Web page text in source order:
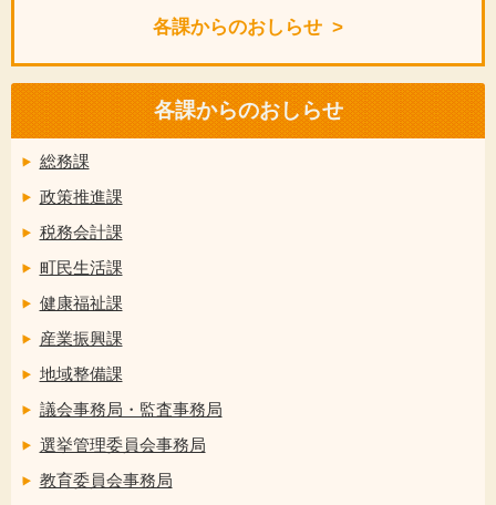
各課からのおしらせ
各課からのおしらせ
総務課
政策推進課
税務会計課
町民生活課
健康福祉課
産業振興課
地域整備課
議会事務局・監査事務局
選挙管理委員会事務局
教育委員会事務局